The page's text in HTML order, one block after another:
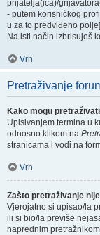
prijatelja(ica)/
- putem korisničkog
u za to predviđeno
Na isti način izbrisuješ
Vrh
Pretraživanje
Kako mogu
Upisivanjem termina u
odnosno klikom na
stranicama i vodi na
Vrh
Zašto pretraživanje
Vjerojatno si upisao/la
ili si bio/la previše
naprednim